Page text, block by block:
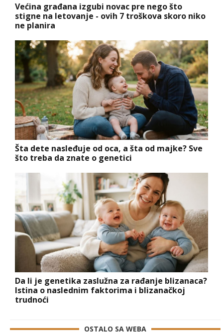
Većina građana izgubi novac pre nego što
stigne na letovanje - ovih 7 troškova skoro niko
ne planira
Šta dete nasleđuje od oca, a šta od majke? Sve
što treba da znate o genetici
Da li je genetika zaslužna za rađanje blizanaca?
Istina o naslednim faktorima i blizanačkoj
trudnoći
OSTALO SA WEBA